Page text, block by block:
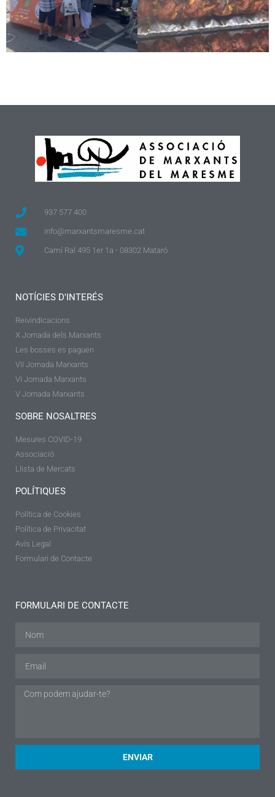
937 577 400
info@marxantsmaresme.cat
Camí Ral 495 1er 1a - 08302 Mataró
NOTÍCIES D'INTERÉS
Reivindicacions
X Jornada dels Marxants
Les bosses es paguen
VII Jornada Marxants
VI Jornada Marxants
V Jornada Marxants
SOBRE NOSALTRES
Mesures COVID-19
Associació
Llista de Mercats
POLÍTIQUES
Política de Cookies
Política de Privacitat
Avís Legal
Formulari de Contacte
FORMULARI DE CONTACTE
ENVIAR